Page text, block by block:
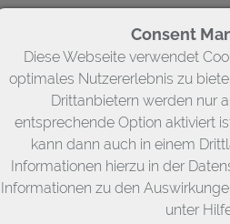
Consent
Diese Webseite verwendet
optimales Nutzererlebnis zu
Drittanbietern werden nur
entsprechende Option aktiviert
kann dann auch in einem
Informationen hierzu in der
Informationen zu den
unter